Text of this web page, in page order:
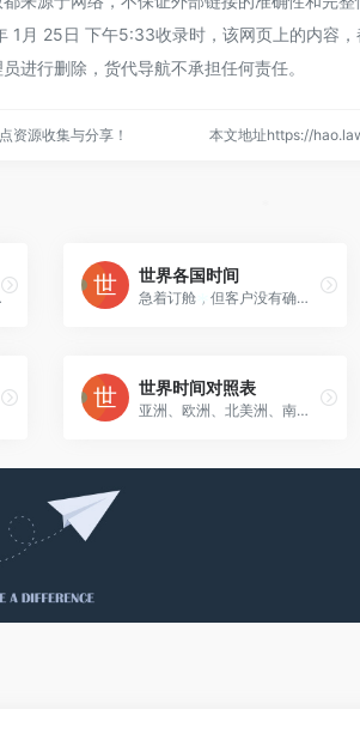
1月 25日 下午5:33收录时，该网页上的内容
进行删除，货代导航不承担任何责任。
资源收集与分享！ 本文地址https://
能
世界各国时间
急着订舱，但客户没有确认？睡着呢，别急
世界时间对照表
亚洲、欧洲、北美洲、南美洲、大洋洲、非洲等国家的主要城市时间差对照表。